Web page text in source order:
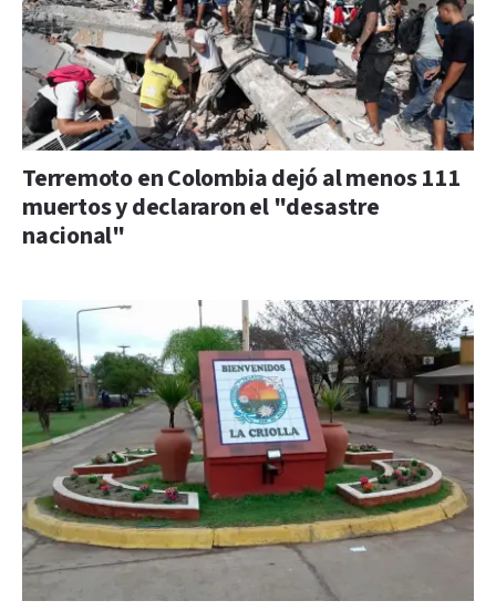
Terremoto en Colombia dejó al menos 111
muertos y declararon el "desastre
nacional"